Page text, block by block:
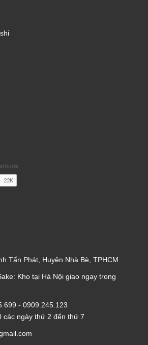
Tấn Phát, Huyện Nhà Bè, TPHCM
Kho tại Hà Nội giao ngay trong
- 0909.245.123
các ngày thứ 2 đến thứ 7